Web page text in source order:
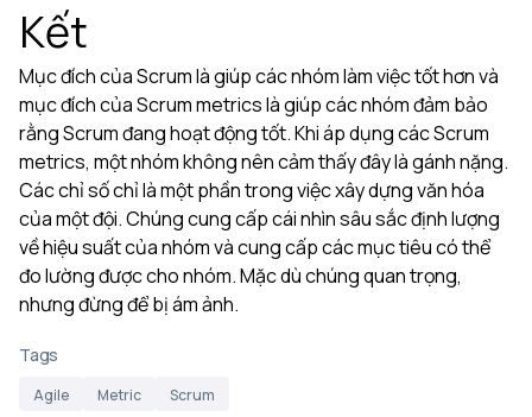
Kết
Mục đích của Scrum là giúp các nhóm làm việc tốt hơn và
mục đích của Scrum metrics là giúp các nhóm đảm bảo
rằng Scrum đang hoạt động tốt. Khi áp dụng các Scrum
metrics, một nhóm không nên cảm thấy đây là gánh nặng.
Các chỉ số chỉ là một phần trong việc xây dựng văn hóa
của một đội. Chúng cung cấp cái nhìn sâu sắc định lượng
về hiệu suất của nhóm và cung cấp các mục tiêu có thể
đo lường được cho nhóm. Mặc dù chúng quan trọng,
nhưng đừng để bị ám ảnh.
Tags
Agile Metric Scrum